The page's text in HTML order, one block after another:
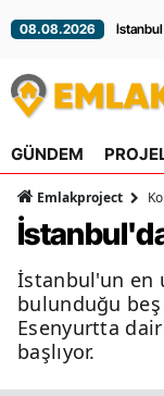
08.08.2026
GÜNDEM
Emlakproject
İstanbul'un en
bulunduğu beş
Esenyurtta
başlıyor.